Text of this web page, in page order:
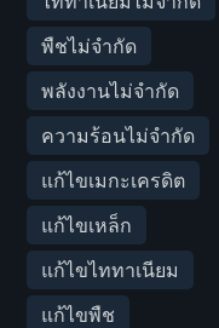
พืชไม่จำกัด
พลังงานไม่จำกัด
ความร้อนไม่จำกัด
แก้ไขเมกะเครดิต
แก้ไขเหล็ก
แก้ไขไททาเนียม
แก้ไขพืช